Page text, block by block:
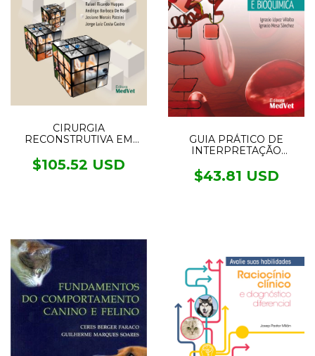
CIRURGIA
RECONSTRUTIVA EM
$105.52 USD
GUIA PRÁTICO DE
INTERPRETAÇÃO
DIAGNÓSTICO
DIFERENCIAL DE
$43.81 USD